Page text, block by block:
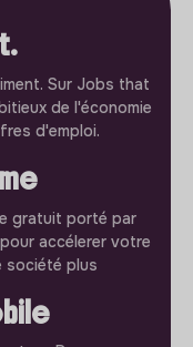
Sur Jobs that
de l'économie
d'emploi.
gratuit porté par
accélerer votre
société plus